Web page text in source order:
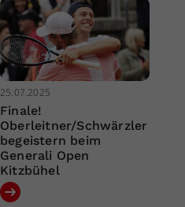
25.07.2025
Finale!
Oberleitner/Schwärzler
begeistern beim
Generali Open
Kitzbühel